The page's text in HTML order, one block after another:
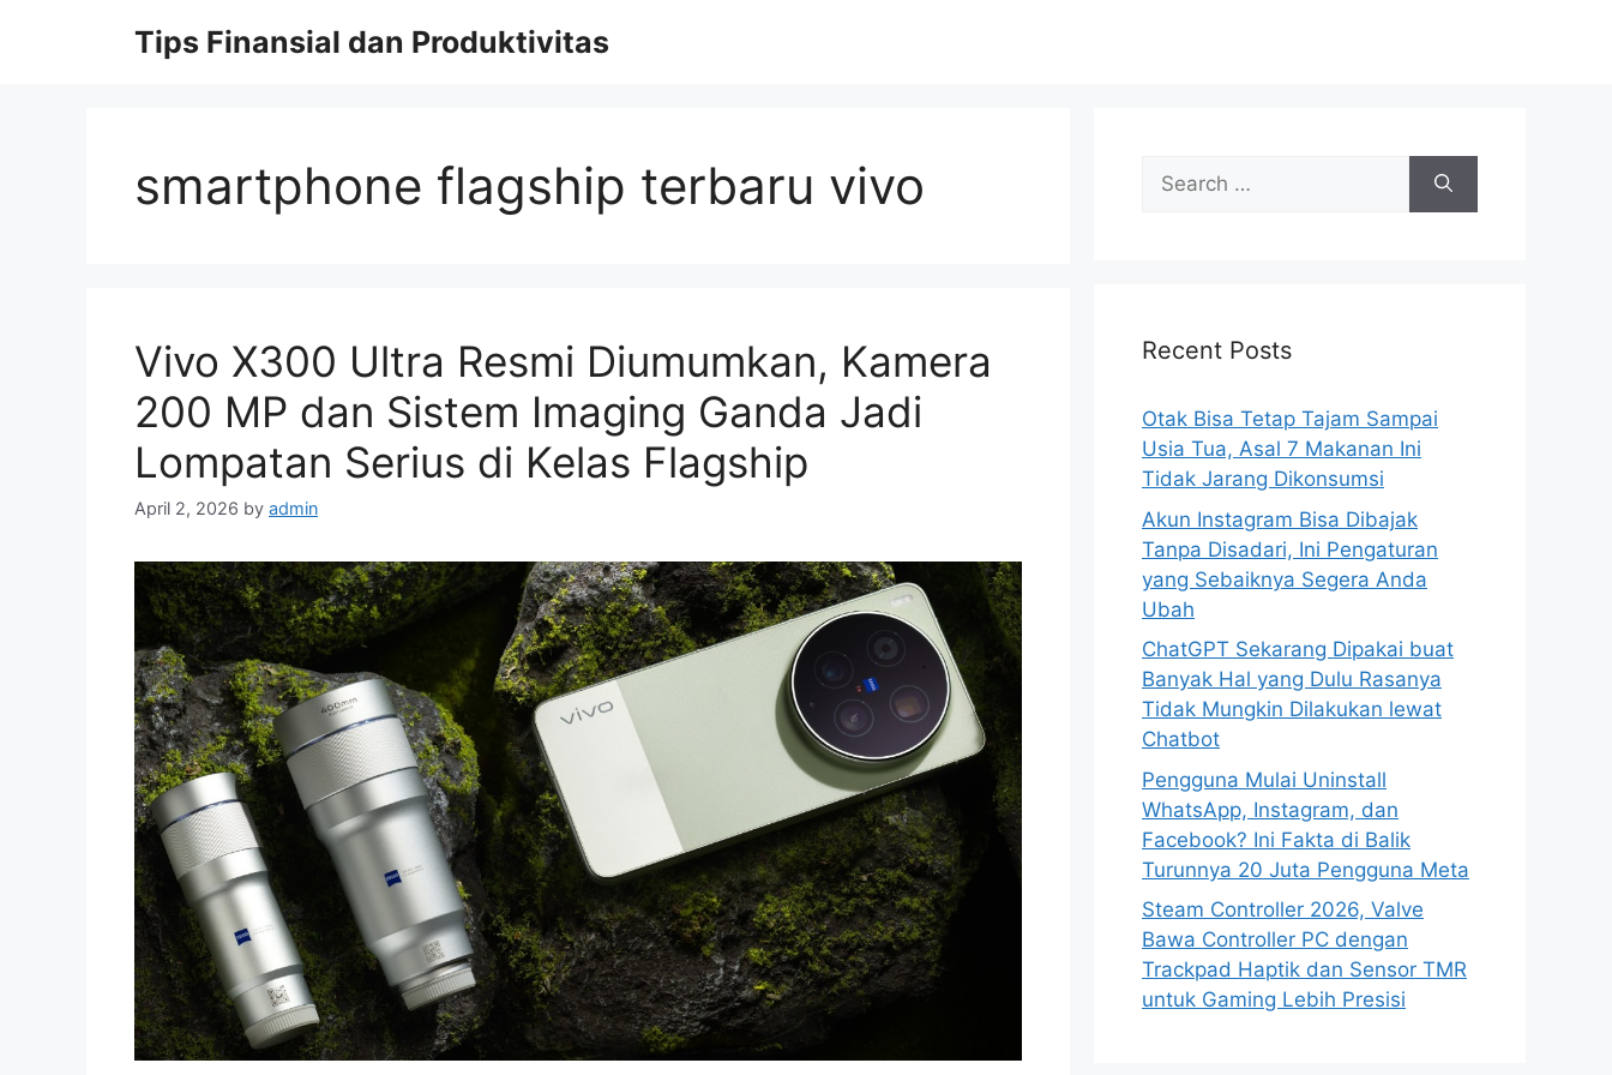
Tips Finansial dan Produktivitas
smartphone flagship terbaru vivo
Vivo X300 Ultra Resmi Diumumkan, Kamera
200 MP dan Sistem Imaging Ganda Jadi
Lompatan Serius di Kelas Flagship
April 2, 2026 by admin
f
r
:
Recent Posts
Otak Bisa Tetap Tajam Sampai
Usia Tua, Asal 7 Makanan Ini
Tidak Jarang Dikonsumsi
Akun Instagram Bisa Dibajak
Tanpa Disadari, Ini Pengaturan
yang Sebaiknya Segera Anda
Ubah
ChatGPT Sekarang Dipakai buat
Banyak Hal yang Dulu Rasanya
Tidak Mungkin Dilakukan lewat
Chatbot
Pengguna Mulai Uninstall
WhatsApp, Instagram, dan
Facebook? Ini Fakta di Balik
Turunnya 20 Juta Pengguna Meta
Steam Controller 2026, Valve
Bawa Controller PC dengan
Trackpad Haptik dan Sensor TMR
untuk Gaming Lebih Presisi